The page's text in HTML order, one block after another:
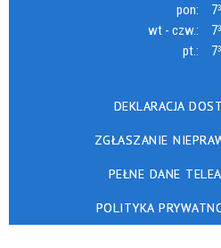
pon: 7
wt - czw.: 7
pt.: 7
DEKLARACJA
ZGŁASZANIE
PEŁNE DANE
POLITYKA